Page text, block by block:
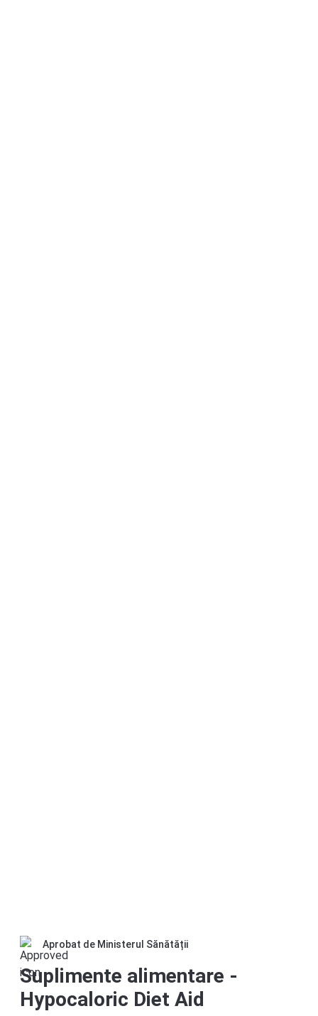
Aprobat de Ministerul Sănătății
Suplimente alimentare -
Hypocaloric Diet Aid